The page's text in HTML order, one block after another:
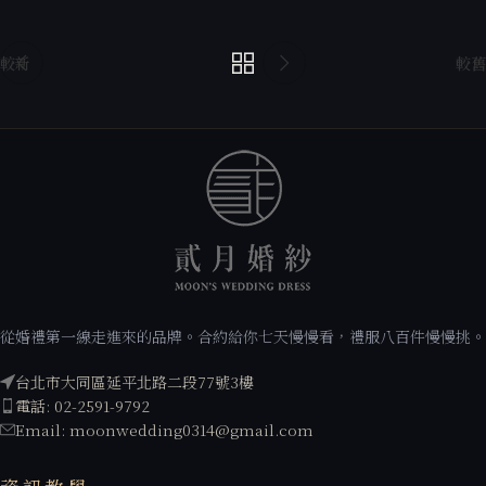
較新 較舊
從婚禮第一線走進來的品牌。合約給你七天慢慢看，禮服八百件慢慢挑。
台北市大同區延平北路二段77號3樓
電話: 02-2591-9792
Email: moonwedding0314@gmail.com